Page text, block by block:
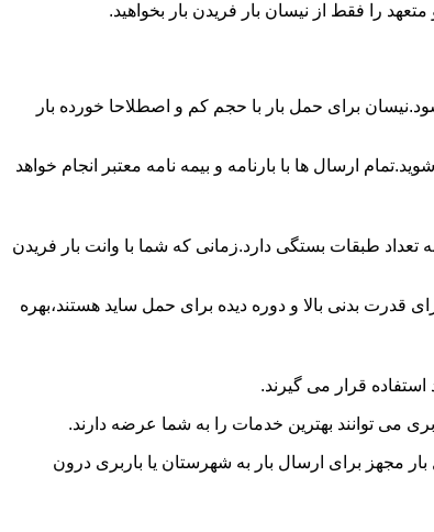
را فقط از نیسان بار فریدن بار بخواهید.
حمل و جابجایی بار با تناژ زیر 2 تن معمولا از نیسان استفاده می شود.نیسان برای حمل بار با حجم کم و اصطلاحا خورده بار
ارسال ها با بارنامه و بیمه نامه معتبر انجام خواهد
طبقات بستگی دارد.زمانی که شما با وانت بار فریدن
بدنی بالا و دوره دیده برای حمل ساید هستند،بهره
استفاده قرار می گیرند.
می توانند بهترین خدمات را به شما عرضه دارند.
مجهز برای ارسال بار به شهرستان یا باربری درون